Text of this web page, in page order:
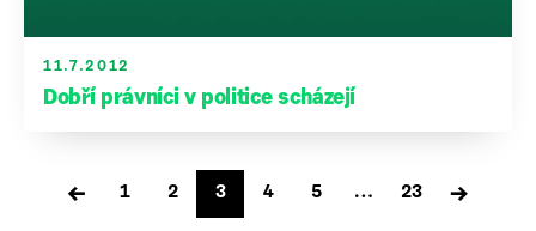
11.7.2012
Dobří právníci v politice scházejí
Stránkování
příspěvků
← 1 2 3 4 5 … 23 →